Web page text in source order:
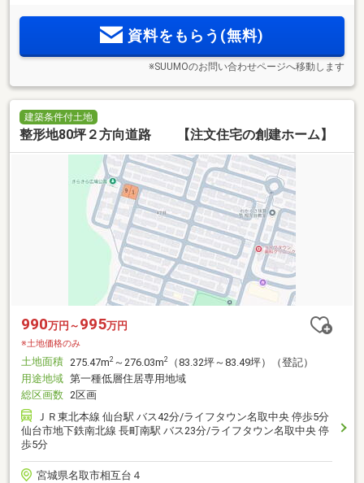
資料をもらう(無料)
※SUUMOのお問い合わせページへ移動します
建築条件付土地
整形地80坪２方向道路 【注文住宅の創建ホーム】
990万円～ 995万円
※土地価格のみ
土地面積 275.47m2 ～276.03m2
（83.32坪～83.49坪）（登記）
用途地域 第一種低層住居専用地域
総区画数 2区画
ＪＲ東北本線 仙台駅 バス42分/ライフタウン名取中央 停歩5分
仙台市地下鉄南北線 長町南駅 バス23分/ライフタウン名取中央 停
歩5分
宮城県名取市相互台４